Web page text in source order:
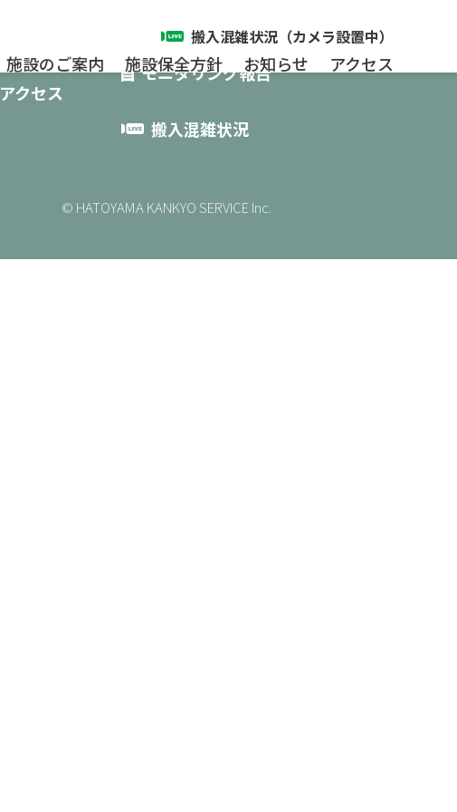
搬入混雑状況（カメラ設置中）
施設のご案内 施設保全方針 お知らせ アクセス
お知らせ
アクセス
モニタリング報告
搬入混雑状況
© HATOYAMA KANKYO SERVICE Inc.